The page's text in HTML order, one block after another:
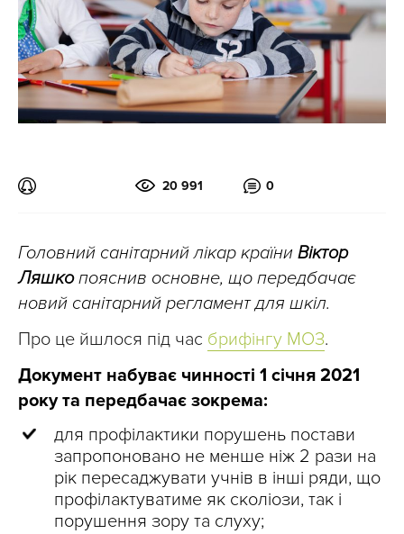
20 991 0
Головний санітарний лікар країни Віктор
Ляшкопояснив основне, що передбачає
новий санітарний регламент для шкіл.
Про це йшлося під час брифінгу МОЗ.
Документ набуває чинності 1 січня 2021
року та передбачає зокрема:
для профілактики порушень постави
запропоновано не менше ніж 2 рази на
рік пересаджувати учнів в інші ряди, що
профілактуватиме як сколіози, так і
порушення зору та слуху;